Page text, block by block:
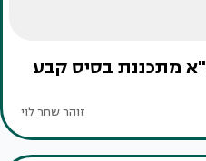
מתכננת בסיס קבע
זוהר שחר לוי